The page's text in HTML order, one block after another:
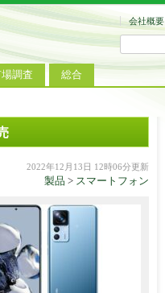
会社概要
調査
ビス市場
総合
2022年12月13日 12時06分更新
製品 > スマートフォン